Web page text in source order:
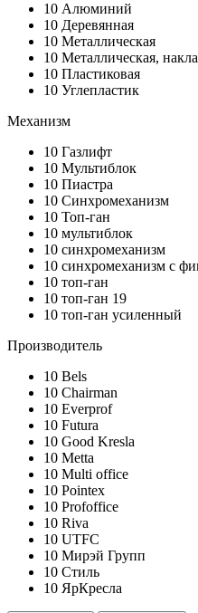
10 Алюминий
10 Деревянная
10 Металлическая
10 Металлическая,
10 Пластиковая
10 Углепластик
Механизм
10 Газлифт
10 Мультиблок
10 Пиастра
10 Синхромеханизм
10 Топ-ган
10 мультиблок
10 синхромеханизм
10 синхромеханизм с
10 топ-ган
10 топ-ган 19
10 топ-ган усиленный
Производитель
10 Bels
10 Chairman
10 Everprof
10 Futura
10 Good Kresla
10 Metta
10 Multi office
10 Pointex
10 Profoffice
10 Riva
10 UTFC
10 Мирэй Групп
10 Стиль
10 ЯрКресла